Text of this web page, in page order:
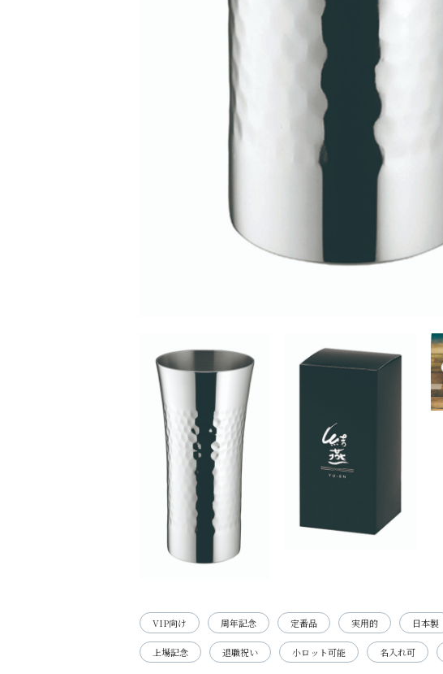
VIP向け 周年記念 定番品 実用的 日本製
上場記念 退職祝い 小ロット可能 名入れ可